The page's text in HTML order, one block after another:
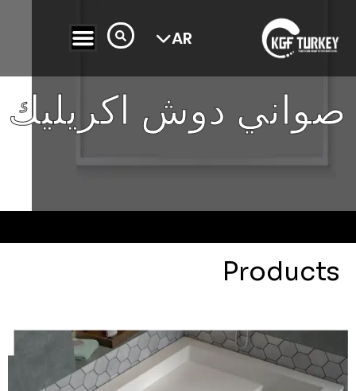
AR
TR
صواني دوش اكريليك
Products